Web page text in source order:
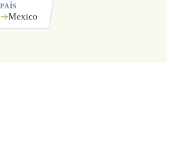
PAÍS
Mexico